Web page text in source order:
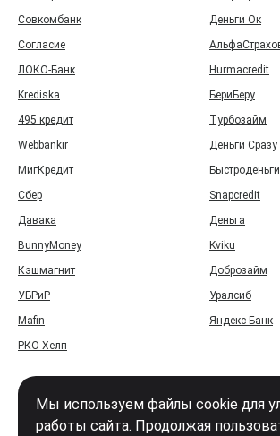
Совкомбанк
Деньги Ок
Согласие
ЛОКО-Банк
Hurmacredit
Krediska
БериБеру
495 кредит
Турбозайм
Webbankir
Деньги Сразу
МигКредит
Быстроденьги
Сбер
Snapcredit
Давака
Деньга
BunnyMoney
Kviku
Кэшмагнит
Доброзайм
УБРиР
Уралсиб
Mafin
Яндекс Банк
РКО Хелп
Мы используем файлы cookie для
работы сайта. Продолжая